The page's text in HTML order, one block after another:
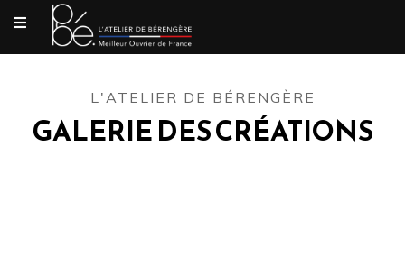
L'ATELIER DE BÉRENGÈRE
GALERIE DES CRÉATIONS